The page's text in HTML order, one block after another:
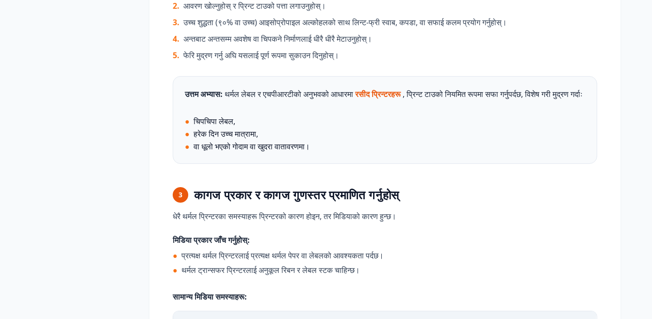
2. आवरण खोल्नुहोस् र प्रिन्ट टाउको पत्ता लगाउनुहोस्।
3. उच्च शुद्धता (९०% वा उच्च) आइसोप्रोपाइल अल्कोहलको साथ लिन्ट-फ्री स्वाब, कपडा, वा सफाई कलम प्रयोग गर्नुहोस्।
4. अन्तबाट अन्तसम्म अवशेष वा चिपकने निर्माणलाई धीरै धीरै मेटाउनुहोस्।
5. फेरि मुद्रण गर्नु अघि यसलाई पूर्ण रूपमा सुकाउन दिनुहोस्।
उत्तम अभ्यास: थर्मल लेबल र एचपीआरटीको अनुभवको आधारमारसीद प्रिन्टरहरू, प्रिन्ट टाउको नियमित रूपमा सफा गर्नुपर्दछ, विशेष गरी मुद्रण गर्दाः
● चिपचिपा लेबल,
● हरेक दिन उच्च मात्रामा,
● वा धूलो भएको गोदाम वा खुदरा वातावरणमा।
3 कागज प्रकार र कागज गुणस्तर प्रमाणित गर्नुहोस्
धेरै थर्मल प्रिन्टरका समस्याहरू प्रिन्टरको कारण होइन, तर मिडियाको कारण हुन्छ।
मिडिया प्रकार जाँच गर्नुहोस्:
● प्रत्यक्ष थर्मल प्रिन्टरलाई प्रत्यक्ष थर्मल पेपर वा लेबलको आवश्यकता पर्दछ।
● थर्मल ट्रान्सफर प्रिन्टरलाई अनुकूल रिबन र लेबल स्टक चाहिन्छ।
सामान्य मिडिया समस्याहरू: